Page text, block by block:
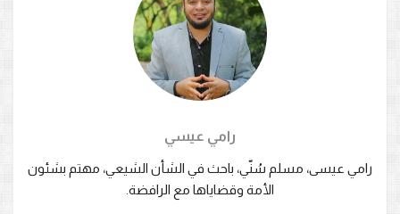
رامي عيسي
رامي عيسى، مسلم سُنّي، باحث في الشأن الشيعي، مهتم بشئون
الأمة وقضاياها مع الرافضة.